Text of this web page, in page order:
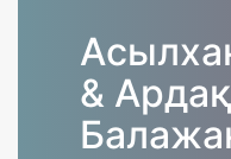
& Ардақ